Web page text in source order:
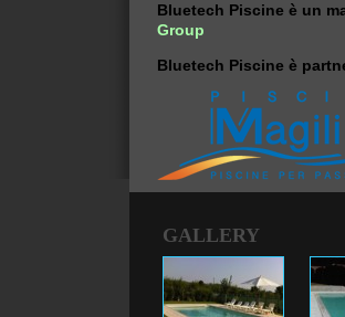
Bluetech Piscine è un
Group
Bluetech Piscine è
GALLERY